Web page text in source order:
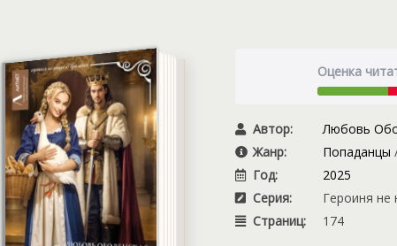
Оценка
Автор:
Любовь
Жанр:
Попаданцы
Год:
2025
Серия:
Героиня не
Страниц:
174